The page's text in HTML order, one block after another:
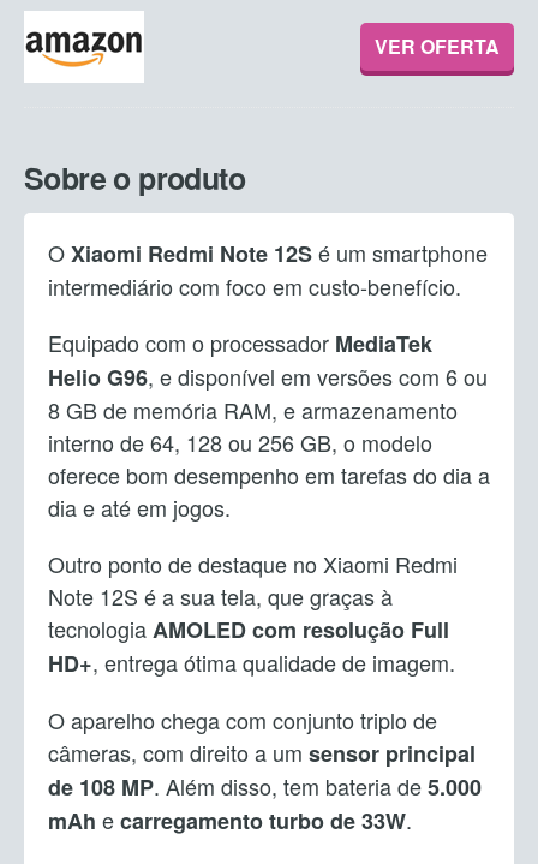
VER OFERTA
Sobre o produto
OXiaomi Redmi Note 12Sé um smartphone
intermediário com foco em custo-benefício.
Equipado com o processador MediaTek
Helio G96, e disponível em versões com 6 ou
8 GB de memória RAM, e armazenamento
interno de 64, 128 ou 256 GB, o modelo
oferece bom desempenho em tarefas do dia a
dia e até em jogos.
Outro ponto de destaque no Xiaomi Redmi
Note 12S é a sua tela, que graças à
tecnologiaAMOLED com resolução Full
HD+, entrega ótima qualidade de imagem.
O aparelho chega com conjunto triplo de
câmeras, com direito a um sensor principal
de 108 MP. Além disso, tem bateria de5.000
mAh ecarregamento turbo de 33W.